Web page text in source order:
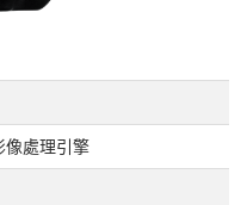
像處理引擎